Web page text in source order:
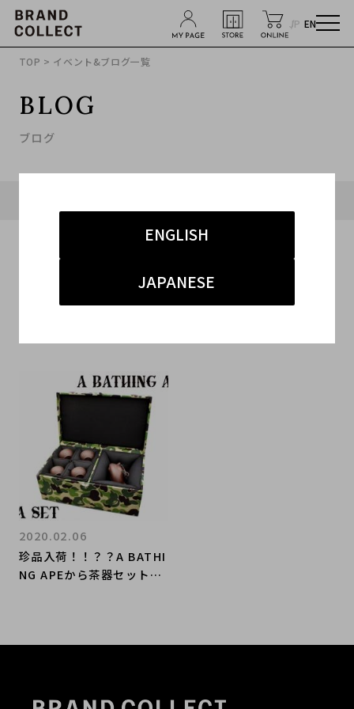
JP EN
ENGLISH
JAPANESE
TOP > イベント&ブログ一覧
BLOG
ブログ
珍品入荷！！？？A BATHI
NG APEから茶器セット買
2020.02.06